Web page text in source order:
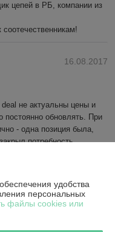
цепей в РБ, компании из
16.08.2017
не актуальны цены и
постоянно обновлять. При
- одна позиция была,
потребность,
удобства
персональных
файлы cookies или